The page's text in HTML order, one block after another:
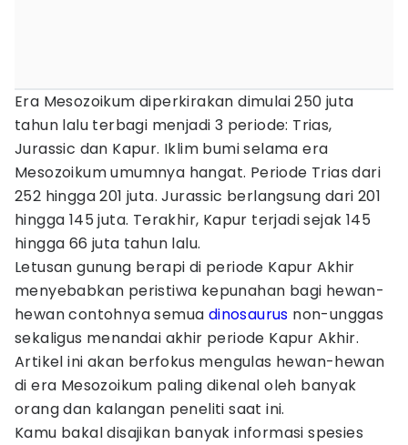
Era Mesozoikum diperkirakan dimulai 250 juta
tahun lalu terbagi menjadi 3 periode: Trias,
Jurassic dan Kapur. Iklim bumi selama era
Mesozoikum umumnya hangat. Periode Trias dari
252 hingga 201 juta. Jurassic berlangsung dari 201
hingga 145 juta. Terakhir, Kapur terjadi sejak 145
hingga 66 juta tahun lalu.
Letusan gunung berapi di periode Kapur Akhir
menyebabkan peristiwa kepunahan bagi hewan-
hewan contohnya semua dinosaurus non-unggas
sekaligus menandai akhir periode Kapur Akhir.
Artikel ini akan berfokus mengulas hewan-hewan
di era Mesozoikum paling dikenal oleh banyak
orang dan kalangan peneliti saat ini.
Kamu bakal disajikan banyak informasi spesies